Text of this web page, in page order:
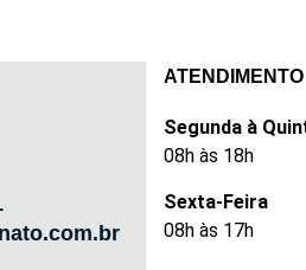
ATENDIMENTO
Segunda à
08h às 18h
Sexta-Feira
08h às 17h